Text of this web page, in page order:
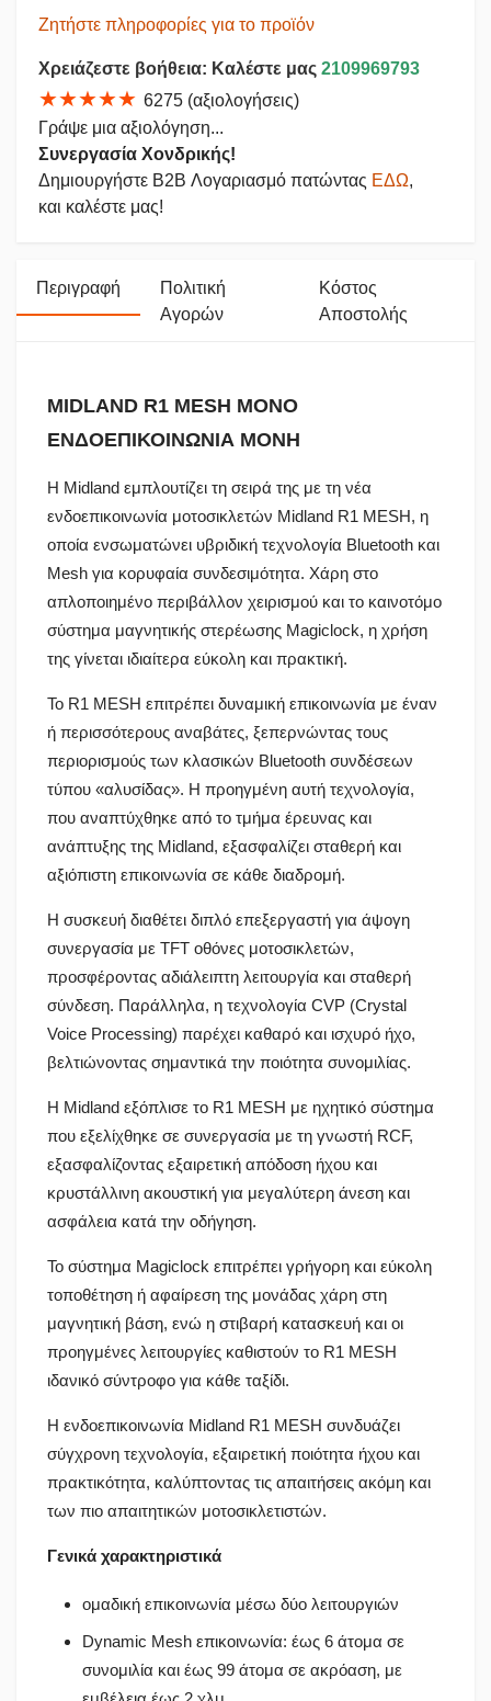
Ζητήστε πληροφορίες για το προϊόν
Χρειάζεστε βοήθεια: Καλέστε μας 2109969793
★★★★★ 6275 (αξιολογήσεις)
Γράψε μια αξιολόγηση...
Συνεργασία Χονδρικής!
Δημιουργήστε B2B Λογαριασμό πατώντας ΕΔΩ,
και καλέστε μας!
Περιγραφή
Πολιτική
Αγορών
Κόστος
Αποστολής
MIDLAND R1 MESH MONO
ΕΝΔΟΕΠΙΚΟΙΝΩΝΙΑ ΜΟΝΗ
Η Midland εμπλουτίζει τη σειρά της με τη νέα
ενδοεπικοινωνία μοτοσικλετών Midland R1 MESH, η
οποία ενσωματώνει υβριδική τεχνολογία Bluetooth και
Mesh για κορυφαία συνδεσιμότητα. Χάρη στο
απλοποιημένο περιβάλλον χειρισμού και το καινοτόμο
σύστημα μαγνητικής στερέωσης Magiclock, η χρήση
της γίνεται ιδιαίτερα εύκολη και πρακτική.
Το R1 MESH επιτρέπει δυναμική επικοινωνία με έναν
ή περισσότερους αναβάτες, ξεπερνώντας τους
περιορισμούς των κλασικών Bluetooth συνδέσεων
τύπου «αλυσίδας». Η προηγμένη αυτή τεχνολογία,
που αναπτύχθηκε από το τμήμα έρευνας και
ανάπτυξης της Midland, εξασφαλίζει σταθερή και
αξιόπιστη επικοινωνία σε κάθε διαδρομή.
Η συσκευή διαθέτει διπλό επεξεργαστή για άψογη
συνεργασία με TFT οθόνες μοτοσικλετών,
προσφέροντας αδιάλειπτη λειτουργία και σταθερή
σύνδεση. Παράλληλα, η τεχνολογία CVP (Crystal
Voice Processing) παρέχει καθαρό και ισχυρό ήχο,
βελτιώνοντας σημαντικά την ποιότητα συνομιλίας.
Η Midland εξόπλισε το R1 MESH με ηχητικό σύστημα
που εξελίχθηκε σε συνεργασία με τη γνωστή RCF,
εξασφαλίζοντας εξαιρετική απόδοση ήχου και
κρυστάλλινη ακουστική για μεγαλύτερη άνεση και
ασφάλεια κατά την οδήγηση.
Το σύστημα Magiclock επιτρέπει γρήγορη και εύκολη
τοποθέτηση ή αφαίρεση της μονάδας χάρη στη
μαγνητική βάση, ενώ η στιβαρή κατασκευή και οι
προηγμένες λειτουργίες καθιστούν το R1 MESH
ιδανικό σύντροφο για κάθε ταξίδι.
Η ενδοεπικοινωνία Midland R1 MESH συνδυάζει
σύγχρονη τεχνολογία, εξαιρετική ποιότητα ήχου και
πρακτικότητα, καλύπτοντας τις απαιτήσεις ακόμη και
των πιο απαιτητικών μοτοσικλετιστών.
Γενικά χαρακτηριστικά
ομαδική επικοινωνία μέσω δύο λειτουργιών
Dynamic Mesh επικοινωνία: έως 6 άτομα σε
συνομιλία και έως 99 άτομα σε ακρόαση, με